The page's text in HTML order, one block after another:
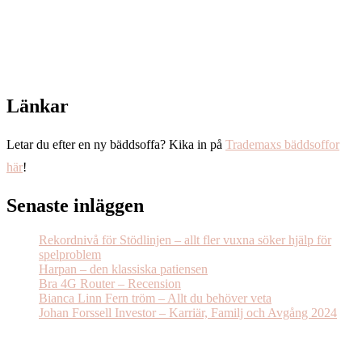
Länkar
Letar du efter en ny bäddsoffa? Kika in på Trademaxs bäddsoffor
här!
Senaste inläggen
Rekordnivå för Stödlinjen – allt fler vuxna söker hjälp för
spelproblem
Harpan – den klassiska patiensen
Bra 4G Router – Recension
Bianca Linn Fern tröm – Allt du behöver veta
Johan Forssell Investor – Karriär, Familj och Avgång 2024